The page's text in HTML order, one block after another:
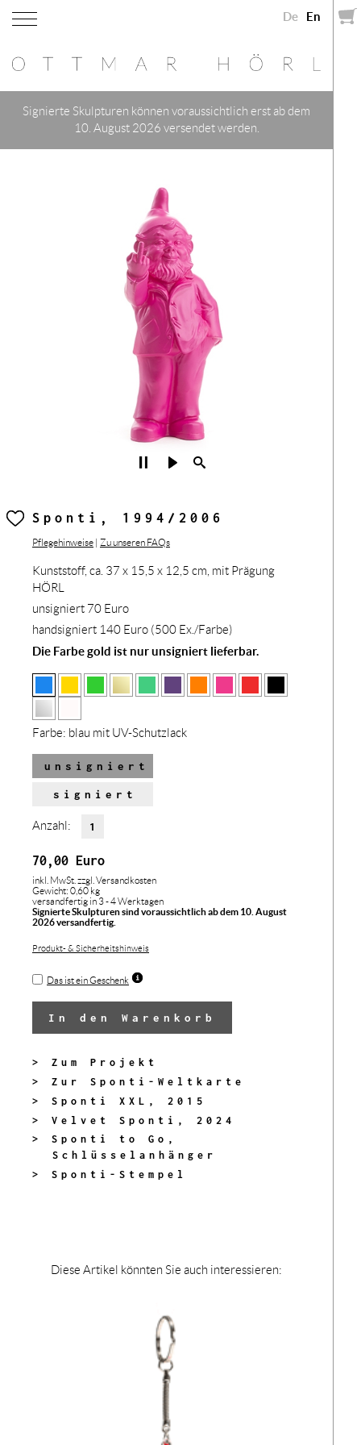
De En
Signierte Skulpturen können voraussichtlich erst ab dem
10. August 2026 versendet werden.
Sponti, 1994/2006
Pflegehinweise | Zu unseren FAQs
Kunststoff, ca. 37 x 15,5 x 12,5 cm, mit Prägung
HÖRL
unsigniert 70 Euro
handsigniert 140 Euro (500 Ex./Farbe)
Die Farbe gold ist nur unsigniert lieferbar.
Farbe: blau mit UV-Schutzlack
unsigniert
signiert
Anzahl:
70,00 Euro
inkl. MwSt. zzgl. Versandkosten
Gewicht: 0,60 kg
versandfertig in 3 - 4 Werktagen
Signierte Skulpturen sind voraussichtlich ab dem 10. August
2026 versandfertig.
Produkt- & Sicherheitshinweis
Das ist ein Geschenk
In den Warenkorb
> Zum Projekt
> Zur Sponti-Weltkarte
> Sponti XXL, 2015
> Velvet Sponti, 2024
> Sponti to Go,
Schlüsselanhänger
> Sponti-Stempel
Diese Artikel könnten Sie auch interessieren: